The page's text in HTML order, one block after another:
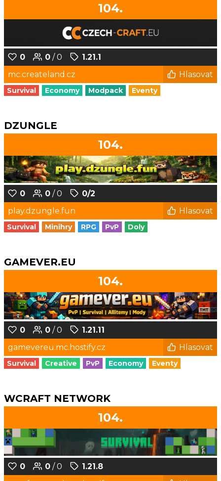
104.
0 0 / 0
1.21.1
mc.createland.cz
Hlasovat
Survival Economy Modpack Eventy
DZUNGLE
104.
0 0 / 0
0/2
play.dzungle.fun
Hlasovat
Survival Minihry RPG PvP Doly
GAMEVER.EU
104.
0 0 / 0
1.21.11
gamevereu.mc.hostify.cz
Hlasovat
Survival Creative PvP Economy Eventy
WCRAFT NETWORK
104.
0 0 / 0
1.21.8